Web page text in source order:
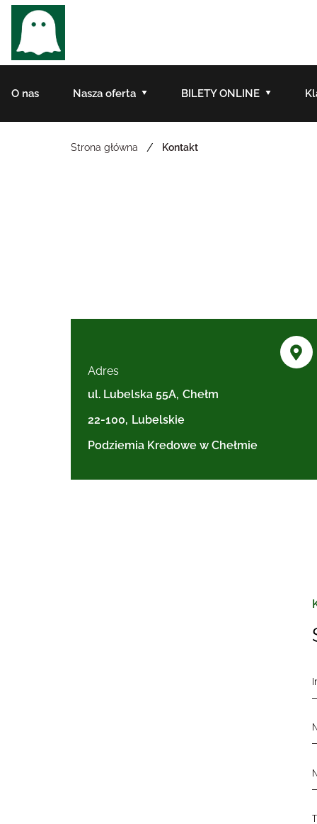
O nas Nasza oferta BILETY ONLINE
Strona główna / Kontakt
Adres
ul. Lubelska 55A, Chełm
22-100, Lubelskie
Podziemia Kredowe w Chełmie